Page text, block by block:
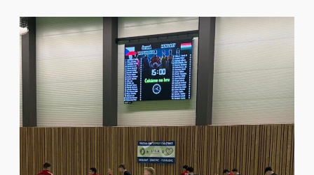
csatlakozik
a
bátorETOmanók
csapatához